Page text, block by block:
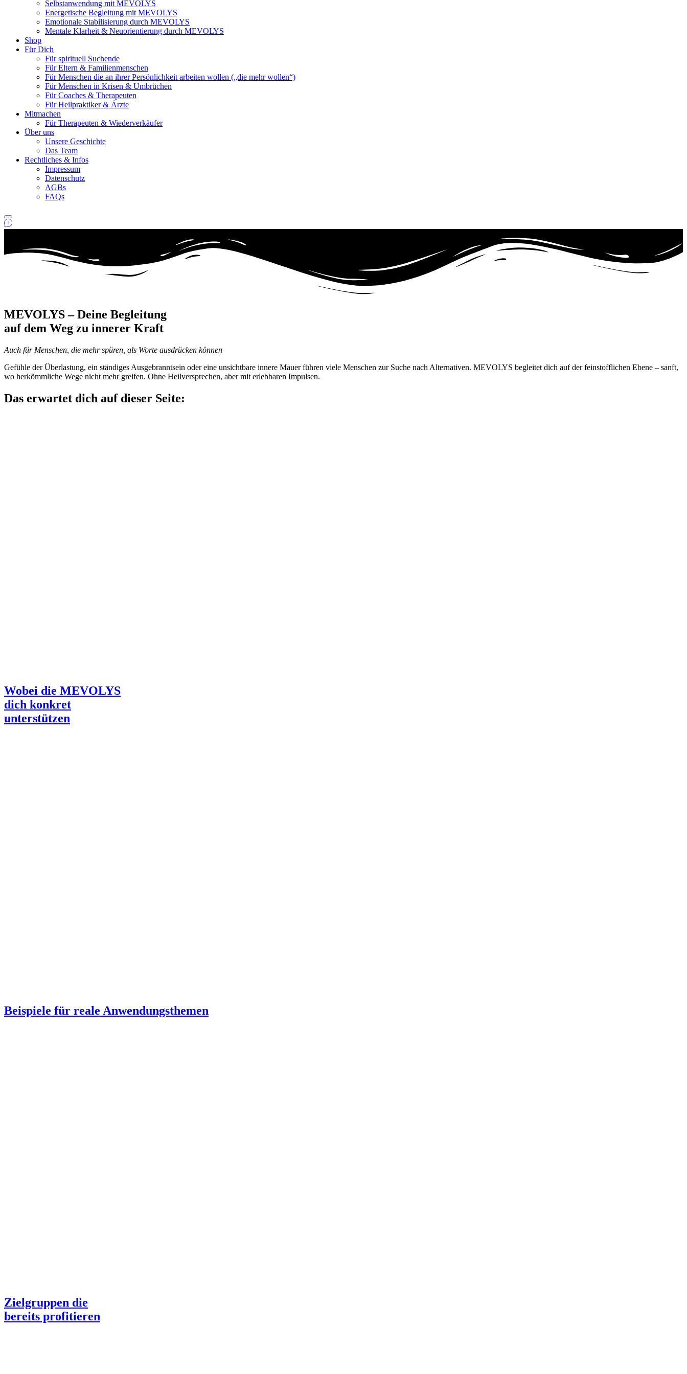
Selbstanwendung mit MEVOLYS
Energetische Begleitung mit MEVOLYS
Emotionale Stabilisierung durch MEVOLYS
Mentale Klarheit & Neuorientierung durch MEVOLYS
Shop
Für Dich
Für spirituell Suchende
Für Eltern & Familienmenschen
Für Menschen die an ihrer Persönlichkeit arbeiten wollen („die mehr wollen“)
Für Menschen in Krisen & Umbrüchen
Für Coaches & Therapeuten
Für Heilpraktiker & Ärzte
Mitmachen
Für Therapeuten & Wiederverkäufer
Über uns
Unsere Geschichte
Das Team
Rechtliches & Infos
Impressum
Datenschutz
AGBs
FAQs
MEVOLYS – Deine Begleitung
auf dem Weg zu innerer Kraft
Auch für Menschen, die mehr spüren, als Worte ausdrücken können
Gefühle der Überlastung, ein ständiges Ausgebranntsein oder eine unsichtbare innere Mauer führen viele Menschen zur Suche nach Alternativen. MEVOLYS begleitet dich auf der feinstofflichen Ebene – sanft,
wo herkömmliche Wege nicht mehr greifen. Ohne Heilversprechen, aber mit erlebbaren Impulsen.
Das erwartet dich auf dieser Seite:
Wobei die MEVOLYS
dich konkret
unterstützen
Beispiele für reale Anwendungsthemen
Zielgruppen die
bereits profitieren